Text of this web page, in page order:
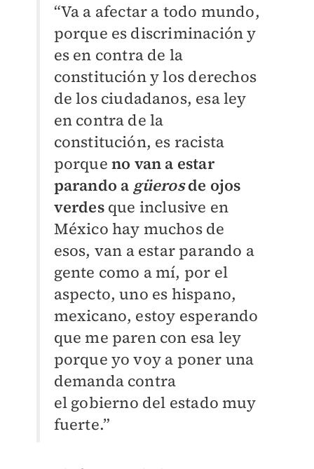
“Va a afectar a todo mundo,
porque es discriminación y
es en contra de la
constitución y los derechos
de los ciudadanos, esa ley
en contra de la
constitución, es racista
porque no van a estar
parando a güerosde ojos
verdes que inclusive en
México hay muchos de
esos, van a estar parando a
gente como a mí, por el
aspecto, uno es hispano,
mexicano, estoy esperando
que me paren con esa ley
porque yo voy a poner una
demanda contra
el gobierno del estado muy
fuerte.”